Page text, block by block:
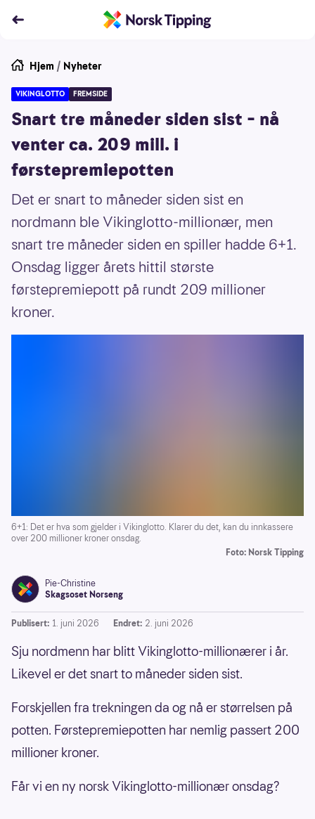
Hjem / Nyheter
VIKINGLOTTO FREMSIDE
Snart tre måneder siden sist – nå
venter ca. 209 mill. i
førstepremiepotten
Det er snart to måneder siden sist en
nordmann ble Vikinglotto-millionær, men
snart tre måneder siden en spiller hadde 6+1.
Onsdag ligger årets hittil største
førstepremiepott på rundt 209 millioner
kroner.
6+1: Det er hva som gjelder i Vikinglotto. Klarer du det, kan du innkassere
over 200 millioner kroner onsdag.
Foto: Norsk Tipping
Pie-Christine
Skagsoset Norseng
Publisert: 1. juni 2026 Endret: 2. juni 2026
Sju nordmenn har blitt Vikinglotto-millionærer i år.
Likevel er det snart to måneder siden sist.
Forskjellen fra trekningen da og nå er størrelsen på
potten. Førstepremiepotten har nemlig passert 200
millioner kroner.
Får vi en ny norsk Vikinglotto-millionær onsdag?